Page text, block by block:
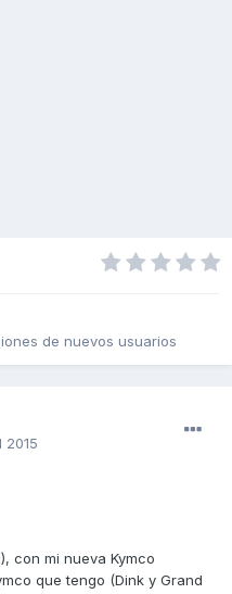
de nuevos usuarios
2015
con mi nueva Kymco
que tengo (Dink y Grand